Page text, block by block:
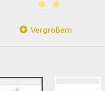
Vergrößern